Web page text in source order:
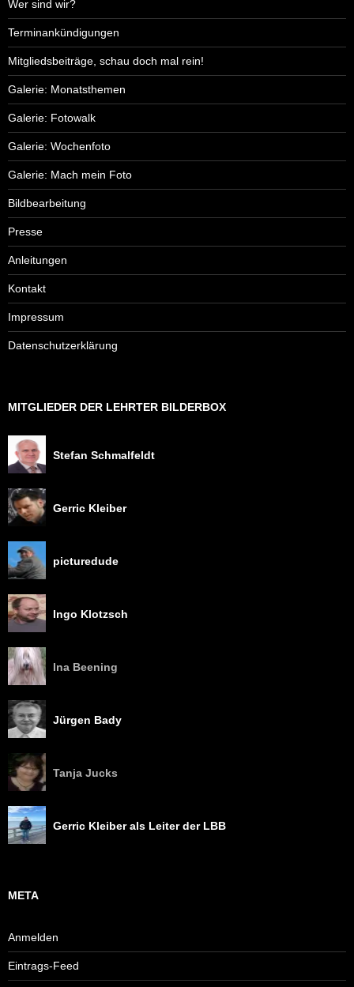
Wer sind wir?
Terminankündigungen
Mitgliedsbeiträge, schau doch mal rein!
Galerie: Monatsthemen
Galerie: Fotowalk
Galerie: Wochenfoto
Galerie: Mach mein Foto
Bildbearbeitung
Presse
Anleitungen
Kontakt
Impressum
Datenschutzerklärung
MITGLIEDER DER LEHRTER BILDERBOX
Stefan Schmalfeldt
Gerric Kleiber
picturedude
Ingo Klotzsch
Ina Beening
Jürgen Bady
Tanja Jucks
Gerric Kleiber als Leiter der LBB
META
Anmelden
Eintrags-Feed